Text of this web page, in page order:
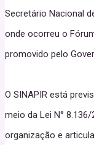
Secretário Nacional
onde ocorreu o
promovido pelo
O SINAPIR está
meio da Lei N°
organização e